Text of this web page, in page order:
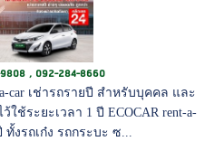
, 092-284-8660
car เช่ารถรายปี สำหรับบุคคล และ
ช้ระยะเวลา 1 ปี ECOCAR rent-a-
ทั้งรถเก๋ง รถกระบะ ซ...